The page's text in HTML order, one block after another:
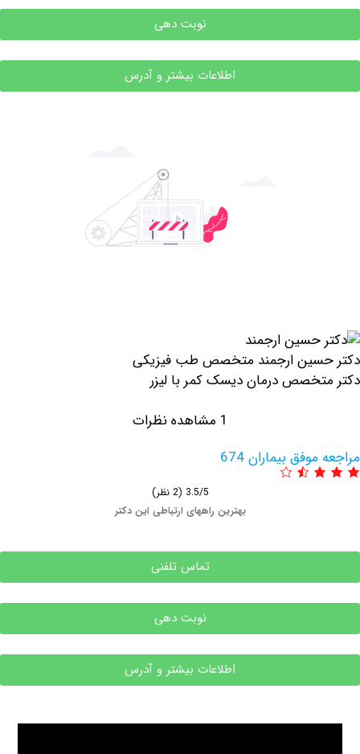
نوبت دهی
اطلاعات بیشتر و آدرس
ارجمند متخصص طب فیزیکی
درمان دیسک کمر با لیزر
بیماران 674
بهترین راههای ارتباطی این دکتر
تماس تلفنی
نوبت دهی
اطلاعات بیشتر و آدرس